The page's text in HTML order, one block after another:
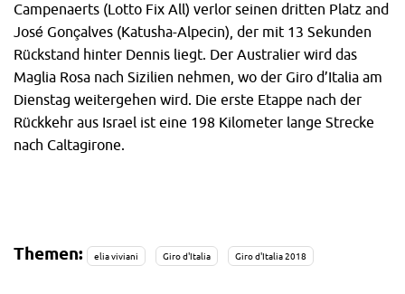
Campenaerts (Lotto Fix All) verlor seinen dritten Platz and
José Gonçalves (Katusha-Alpecin), der mit 13 Sekunden
Rückstand hinter Dennis liegt. Der Australier wird das
Maglia Rosa nach Sizilien nehmen, wo der Giro d’Italia am
Dienstag weitergehen wird. Die erste Etappe nach der
Rückkehr aus Israel ist eine 198 Kilometer lange Strecke
nach Caltagirone.
Themen: elia viviani Giro d'Italia Giro d'Italia 2018